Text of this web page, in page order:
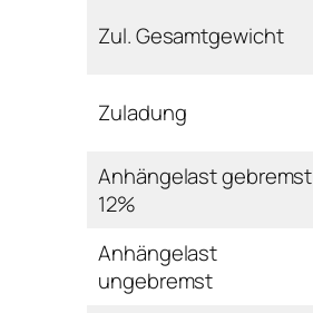
Zul. Gesamtgewicht
Zuladung
Anhängelast gebremst
12%
Anhängelast
ungebremst